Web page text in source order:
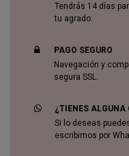
Tendrás 14 días
tu agrado.
PAGO SEGURO
Navegación y
segura SSL.
¿TIENES ALGUNA
Si lo deseas
escribirnos por